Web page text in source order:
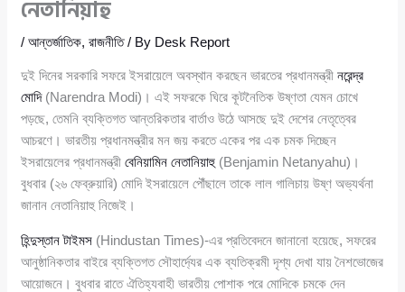
নেতানিয়াহু
/আন্তর্জাতিক,রাজনীতি/ By Desk Report
দুই দিনের সরকারি সফরে ইসরায়েলে অবস্থান করছেন ভারতের প্রধানমন্ত্রীনরেন্দ্র
মোদি(Narendra Modi)। এই সফরকে ঘিরে কূটনৈতিক উষ্ণতা যেমন চোখে
পড়ছে, তেমনি ব্যক্তিগত আন্তরিকতার বার্তাও উঠে আসছে দুই দেশের নেতৃত্বের
আচরণে। ভারতীয় প্রধানমন্ত্রীর মন জয় করতে একের পর এক চমক দিচ্ছেন
ইসরায়েলের প্রধানমন্ত্রীবেনিয়ামিন নেতানিয়াহু (Benjamin Netanyahu)।
বুধবার (২৬ ফেব্রুয়ারি) মোদি ইসরায়েলে পৌঁছালে তাকে লাল গালিচায় উষ্ণ অভ্যর্থনা
জানান নেতানিয়াহু নিজেই।
হিন্দুস্তান টাইমস (Hindustan Times)-এর প্রতিবেদনে জানানো হয়েছে, সফরের
আনুষ্ঠানিকতার বাইরে ব্যক্তিগত সৌহার্দ্যের এক ব্যতিক্রমী দৃশ্য দেখা যায় নৈশভোজের
আয়োজনে। বুধবার রাতে ঐতিহ্যবাহী ভারতীয় পোশাক পরে মোদিকে চমকে দেন